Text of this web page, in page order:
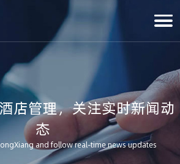
店管理，关注实时新闻动
态
and follow real-time news updates